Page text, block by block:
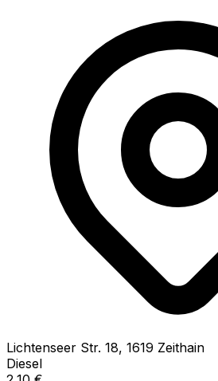
Lichtenseer Str. 18, 1619 Zeithain
Diesel